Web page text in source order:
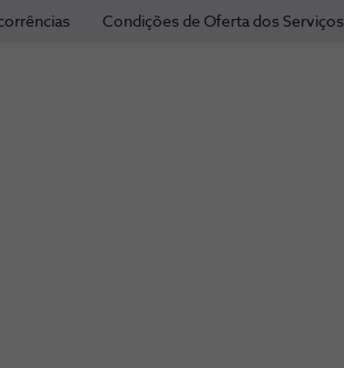
Condições de Oferta dos Serviços